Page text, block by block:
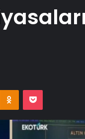
Odnoklassniki
Pocket